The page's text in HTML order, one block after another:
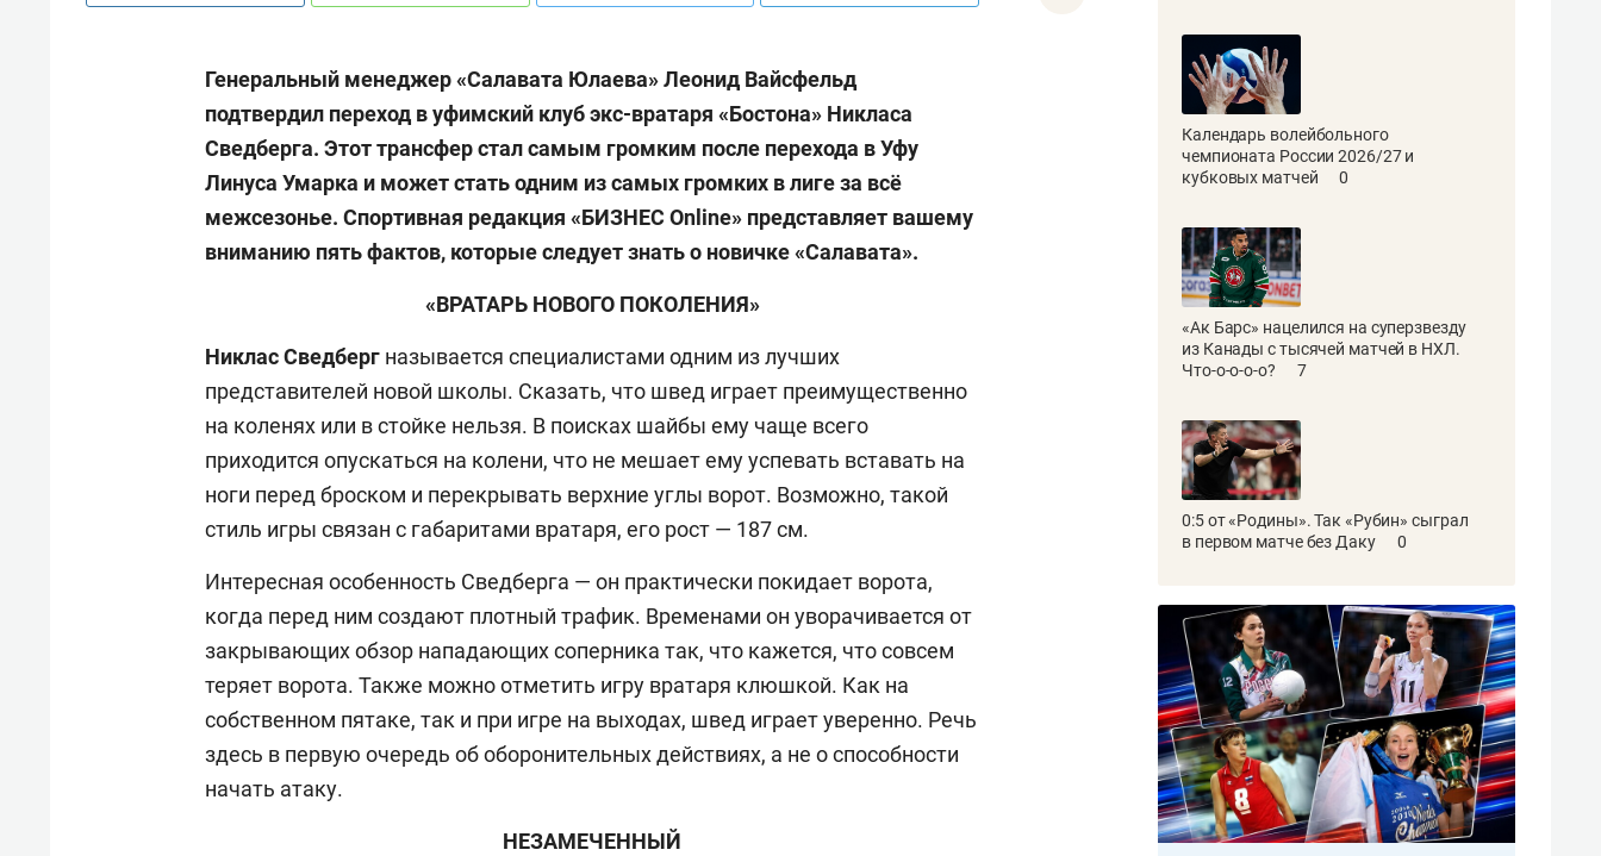
Генеральный менеджер «Салавата Юлаева» Леонид Вайсфельд
подтвердил переход в уфимский клуб экс-вратаря «Бостона» Никласа
Сведберга. Этот трансфер стал самым громким после перехода в Уфу
Линуса Умарка и может стать одним из самых громких в лиге за всё
межсезонье. Спортивная редакция «БИЗНЕС Online» представляет вашему
вниманию пять фактов, которые следует знать о новичке «Салавата».
«ВРАТАРЬ НОВОГО ПОКОЛЕНИЯ»
Никлас Сведберг называется специалистами одним из лучших
представителей новой школы. Сказать, что швед играет преимущественно
на коленях или в стойке нельзя. В поисках шайбы ему чаще всего
приходится опускаться на колени, что не мешает ему успевать вставать на
ноги перед броском и перекрывать верхние углы ворот. Возможно, такой
стиль игры связан с габаритами вратаря, его рост — 187 см.
Интересная особенность Сведберга — он практически покидает ворота,
когда перед ним создают плотный трафик. Временами он уворачивается от
закрывающих обзор нападающих соперника так, что кажется, что совсем
теряет ворота. Также можно отметить игру вратаря клюшкой. Как на
собственном пятаке, так и при игре на выходах, швед играет уверенно. Речь
здесь в первую очередь об оборонительных действиях, а не о способности
начать атаку.
НЕЗАМЕЧЕННЫЙ
Календарь волейбольного
чемпионата России 2026/27 и
кубковых матчей
0
«Ак Барс» нацелился на суперзвезду
из Канады с тысячей матчей в НХЛ.
Что-о-о-о-о?
7
0:5 от «Родины». Так «Рубин» сыграл
в первом матче без Даку
0